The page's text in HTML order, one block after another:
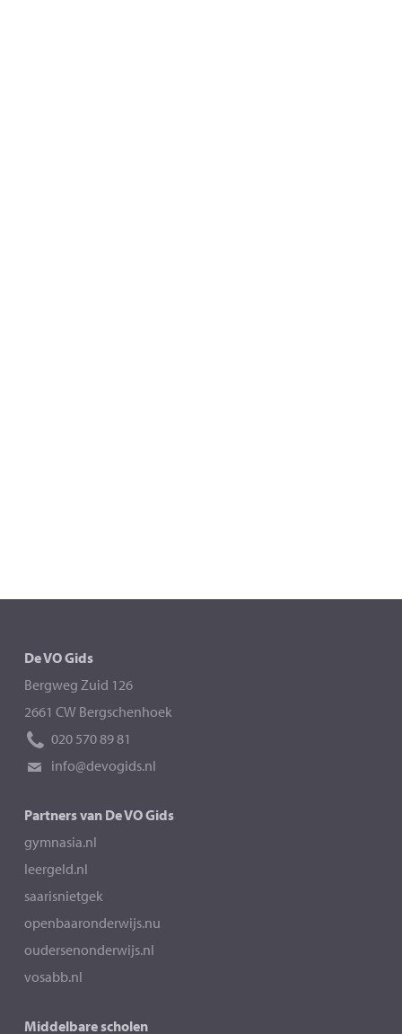
De VO Gids
Bergweg Zuid 126
2661 CW Bergschenhoek
020 570 89 81
info@devogids.nl
Partners van De VO Gids
gymnasia.nl
leergeld.nl
saarisnietgek
openbaaronderwijs.nu
oudersenonderwijs.nl
vosabb.nl
Middelbare scholen